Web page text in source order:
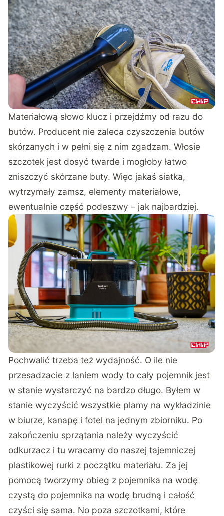
Materiałową słowo klucz i przejdźmy od razu do
butów. Producent nie zaleca czyszczenia butów
skórzanych i w pełni się z nim zgadzam. Włosie
szczotek jest dosyć twarde i mogłoby łatwo
zniszczyć skórzane buty. Więc jakaś siatka,
wytrzymały zamsz, elementy materiałowe,
ewentualnie część podeszwy – jak najbardziej.
Pochwalić trzeba też wydajność. O ile nie
przesadzacie z laniem wody to cały pojemnik jest
w stanie wystarczyć na bardzo długo. Byłem w
stanie wyczyścić wszystkie plamy na wykładzinie
w biurze, kanapę i fotel na jednym zbiorniku. Po
zakończeniu sprzątania należy wyczyścić
odkurzacz i tu wracamy do naszej tajemniczej
plastikowej rurki z początku materiału. Za jej
pomocą tworzymy obieg z pojemnika na wodę
czystą do pojemnika na wodę brudną i całość
czyści się sama. No poza szczotkami, które